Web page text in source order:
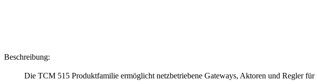
Beschreibung:
Die TCM 515 Produktfamilie ermöglicht netzbetriebene Gateways, Aktoren und Regler